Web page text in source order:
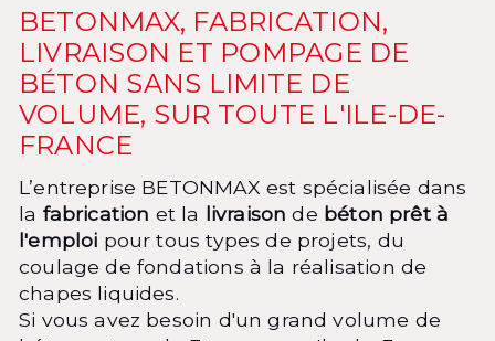
BETONMAX, FABRICATION,
LIVRAISON ET POMPAGE DE
BÉTON SANS LIMITE DE
VOLUME, SUR TOUTE L'ILE-DE-
FRANCE
L’entreprise BETONMAX est spécialisée dans
la fabrication et la livraisonde béton prêt à
l'emploi pour tous types de projets, du
coulage de fondations à la réalisation de
chapes liquides.
Si vous avez besoin d'un grand volume de